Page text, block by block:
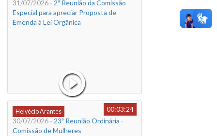
31/07/2026 - 2ª Reunião da Comissão
Especial para apreciar Proposta de
Emenda à Lei Orgânica
Helvécio Arantes
00:03:24
30/07/2026 - 23ª Reunião Ordinária -
Comissão de Mulheres